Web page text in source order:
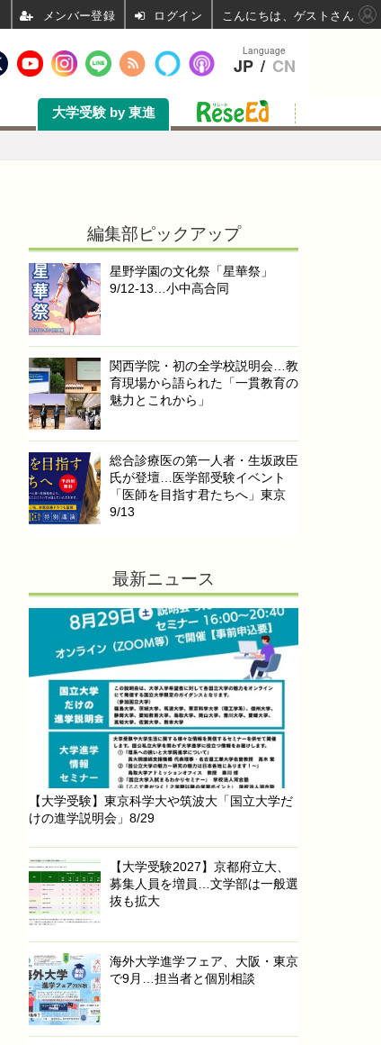
大学受験 by 東進
編集部ピックアップ
星野学園の文化祭「星華祭」
9/12-13…小中高合同
関西学院・初の全学校説明会…教
育現場から語られた「一貫教育の
魅力とこれから」
総合診療医の第一人者・生坂政臣
氏が登壇…医学部受験イベント
「医師を目指す君たちへ」東京
9/13
最新ニュース
【大学受験】東京科学大や筑波大「国立大学だ
けの進学説明会」8/29
【大学受験2027】京都府立大、
募集人員を増員…文学部は一般選
抜も拡大
海外大学進学フェア、大阪・東京
で9月…担当者と個別相談
Language
JP / CN
ログイン こんにちは、ゲストさん